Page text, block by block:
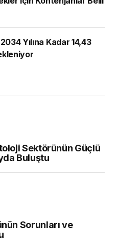
Yılına Kadar 14,43
Sektörünün Güçlü
Buluştu
Sorunları ve